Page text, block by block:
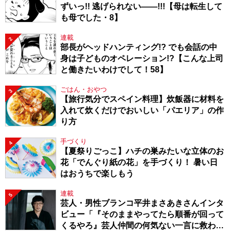
ずいっ!! 逃げられない――!!!【母は転生して
も母でした・8】
2 連載
部長がヘッドハンティング!? でも会話の中
身は子どものオペレーション!?【こんな上司
と働きたいわけでして！58】
3 ごはん・おやつ
【旅行気分でスペイン料理】炊飯器に材料を
入れて炊くだけでおいしい「パエリア」の作
り方
4 手づくり
【夏祭りごっこ】ハチの巣みたいな立体のお
花「でんぐり紙の花」を手づくり！ 暑い日
はおうちで楽しもう
5 連載
芸人・男性ブランコ平井まさあきさんインタ
ビュー「『そのままやってたら順番が回って
くるやろ』芸人仲間の何気ない一言に救われ